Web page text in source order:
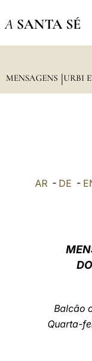
A SANTA SÉ
MENSAGENS URBI
AR- DE -
Balcão
Quarta-